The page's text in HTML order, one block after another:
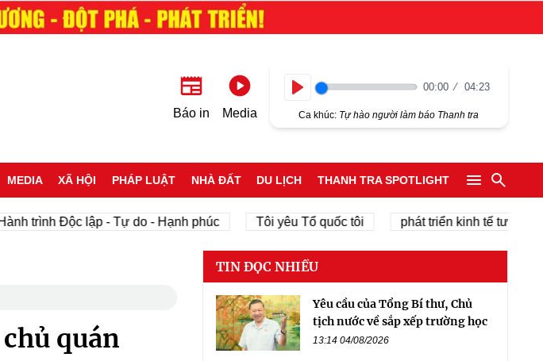
Báo in Media
00:00 04:23
Ca khúc: Tự hào người làm báo Thanh tra
MEDIA XÃ HỘI PHÁP LUẬT NHÀ ĐẤT DU LỊCH THANH TRA SPOTLIGHT
Độc lập - Tự do - Hạnh phúc Tôi yêu Tổ quốc tôi phát triển kinh tế tư nhân
quán
TIN ĐỌC NHIỀU
Yêu cầu của Tổng Bí thư, Chủ
tịch nước về sắp xếp trường học
13:14 04/08/2026